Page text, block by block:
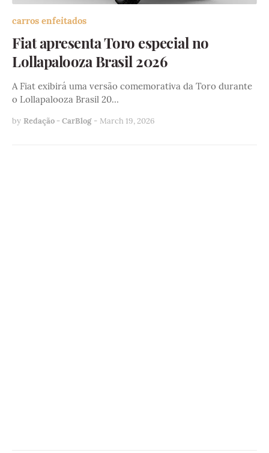
carros enfeitados
Fiat apresenta Toro especial no
Lollapalooza Brasil 2026
A Fiat exibirá uma versão comemorativa da Toro durante
o Lollapalooza Brasil 20…
by Redação - CarBlog - March 19, 2026